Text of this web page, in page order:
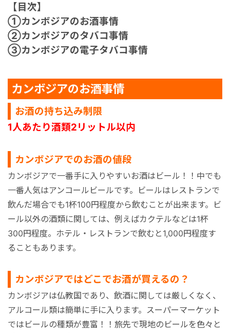
【目次】
①カンボジアのお酒事情
②カンボジアのタバコ事情
③カンボジアの電子タバコ事情
カンボジアのお酒事情
お酒の持ち込み制限
1人あたり酒類2リットル以内
カンボジアでのお酒の値段
カンボジアで一番手に入りやすいお酒はビール！！中でも
一番人気はアンコールビールです。ビールはレストランで
飲んだ場合でも1杯100円程度から飲むことが出来ます。ビ
ール以外の酒類に関しては、例えばカクテルなどは1杯
300円程度。ホテル・レストランで飲むと1,000円程度す
ることもあります。
カンボジアではどこでお酒が買えるの？
カンボジアは仏教国であり、飲酒に関しては厳しくなく、
アルコール類は簡単に手に入ります。スーパーマーケット
ではビールの種類が豊富！！旅先で現地のビールを色々と
ネスサポート